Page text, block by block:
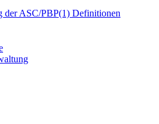
ASC/PBP(1) Definitionen